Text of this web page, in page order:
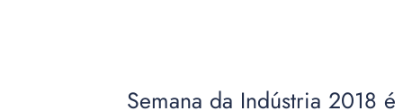
Semana da Indústria 2018